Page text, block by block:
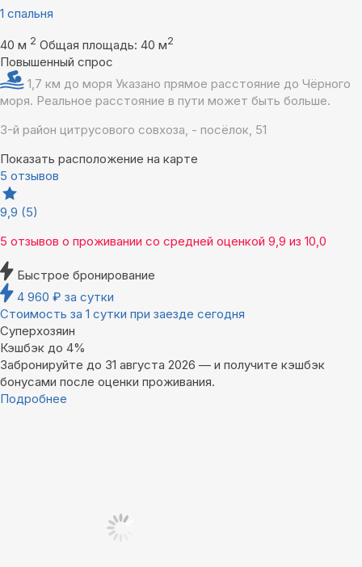
1 спальня
40 м 2 Общая площадь: 40 м2
Повышенный спрос
1,7 км до моря Указано прямое расстояние до Чёрного
моря. Реальное расстояние в пути может быть больше.
3-й район цитрусового совхоза, - посёлок, 51
Показать расположение на карте
5 отзывов
9,9 (5)
5 отзывов о проживании со средней оценкой 9,9 из 10,0
Быстрое бронирование
4 960 ₽ за сутки
Стоимость за 1 сутки при заезде сегодня
Суперхозяин
Кэшбэк до 4%
Забронируйте до 31 августа 2026 — и получите кэшбэк
бонусами после оценки проживания.
Подробнее